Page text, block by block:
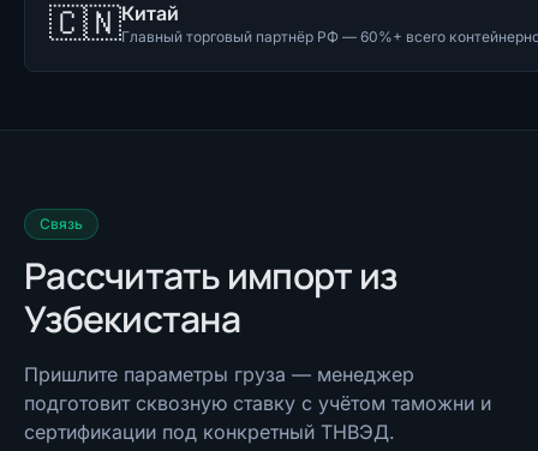
🇨🇳Китай
Главный торговый партнёр РФ — 60%+ всего
Связь
Рассчитать импортиз
Узбекистана
Пришлите параметры груза — менеджер
подготовит сквозную ставку с учётом таможни и
сертификации под конкретный ТНВЭД.